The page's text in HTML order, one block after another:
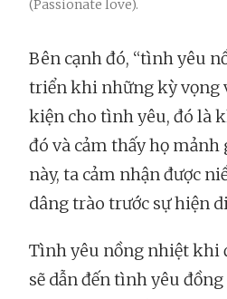
(Passionate love).
Bên cạnh đó, “tình yêu
triển khi những kỳ vọng
kiện cho tình yêu, đó là
đó và cảm thấy họ
này, ta cảm nhận được
dâng trào trước sự hiện
Tình yêu nồng nhiệt khi
sẽ dẫn đến tình yêu